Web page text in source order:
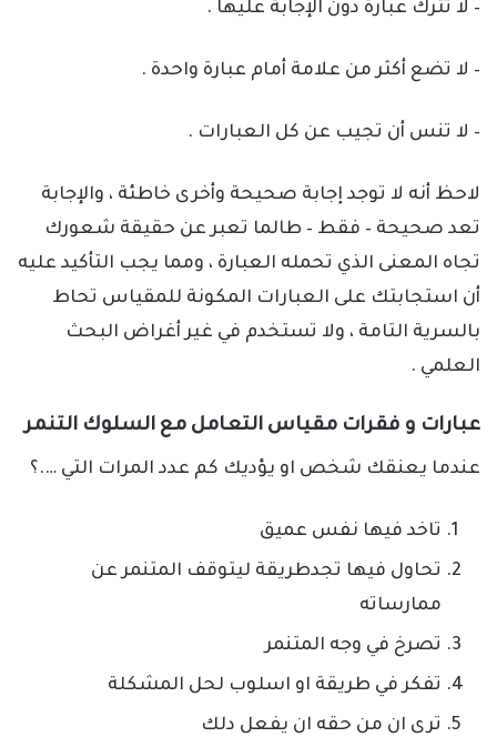
– لا تترك عبارة دون الإجابة عليها .
– لا تضع أكثر من علامة أمام عبارة واحدة .
– لا تنس أن تجيب عن كل العبارات .
لاحظ أنه لا توجد إجابة صحيحة وأخرى خاطئة ، والإجابة
تعد صحيحة – فقط – طالما تعبر عن حقيقة شعورك
تجاه المعنى الذي تحمله العبارة ، ومما يجب التأكيد عليه
أن استجابتك على العبارات المكونة للمقياس تحاط
بالسرية التامة ، ولا تستخدم في غير أغراض البحث
العلمي .
عبارات و فقرات مقياس التعامل مع السلوك التنمر
عندما يعنقك شخص او يؤديك كم عدد المرات التي ….؟
تاخد فيها نفس عميق
تحاول فيها تجدطريقة ليتوقف المتنمر عن
ممارساته
تصرخ في وجه المتنمر
تفكر في طريقة او اسلوب لحل المشكلة
ترى ان من حقه ان يفعل دلك